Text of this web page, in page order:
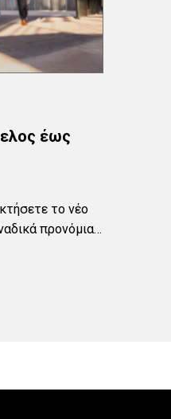
έως
το νέο
προνόμια.
και
έως την επόμενη